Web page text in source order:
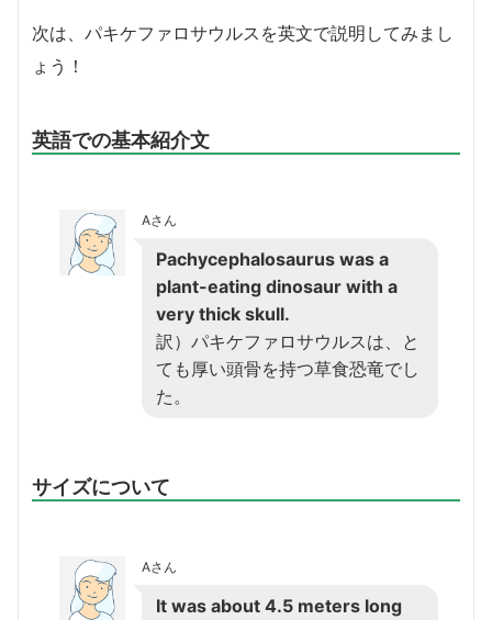
次は、パキケファロサウルスを英文で説明してみまし
ょう！
英語での基本紹介文
Aさん
Pachycephalosaurus was a
plant-eating dinosaur with a
very thick skull.
訳）パキケファロサウルスは、と
ても厚い頭骨を持つ草食恐竜でし
た。
サイズについて
Aさん
It was about 4.5 meters long